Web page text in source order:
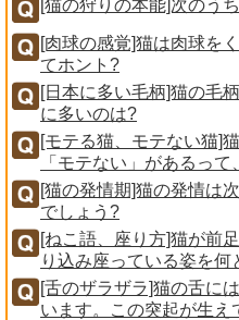
[猫の狩りの本能]次のう
[肉球の感覚]猫は肉球を
てホント?
[日本に多い毛柄]猫の毛
に多いのは?
[モテる猫、モテない猫]
「モテない」があるって
[猫の発情期]猫の発情は
でしょう?
[ねこ語、座り方]猫が前
り込み座っている姿を何
[舌のザラザラ]猫の舌に
います。この突起が生え